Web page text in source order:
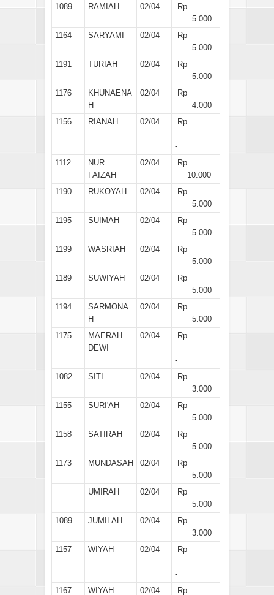
1089
RAMIAH 02/04
Rp
5.000
1164
SARYAMI 02/04
Rp
5.000
1191
TURIAH 02/04
Rp
5.000
1176
KHUNAENA
H
02/04
Rp
4.000
1156
RIANAH 02/04 Rp
-
1112
NUR
FAIZAH
02/04
Rp
10.000
1190
RUKOYAH 02/04
Rp
5.000
1195
SUIMAH 02/04
Rp
5.000
1199
WASRIAH 02/04
Rp
5.000
1189
SUWIYAH 02/04
Rp
5.000
1194
SARMONA
H
02/04
Rp
5.000
1175
MAERAH
DEWI
02/04 Rp
-
1082
SITI 02/04
Rp
3.000
1155
SURI'AH 02/04
Rp
5.000
1158
SATIRAH 02/04
Rp
5.000
1173
MUNDASAH 02/04
Rp
5.000
UMIRAH
02/04
Rp
5.000
1089
JUMILAH 02/04
Rp
3.000
1157
WIYAH 02/04 Rp
-
1167
WIYAH 02/04 Rp